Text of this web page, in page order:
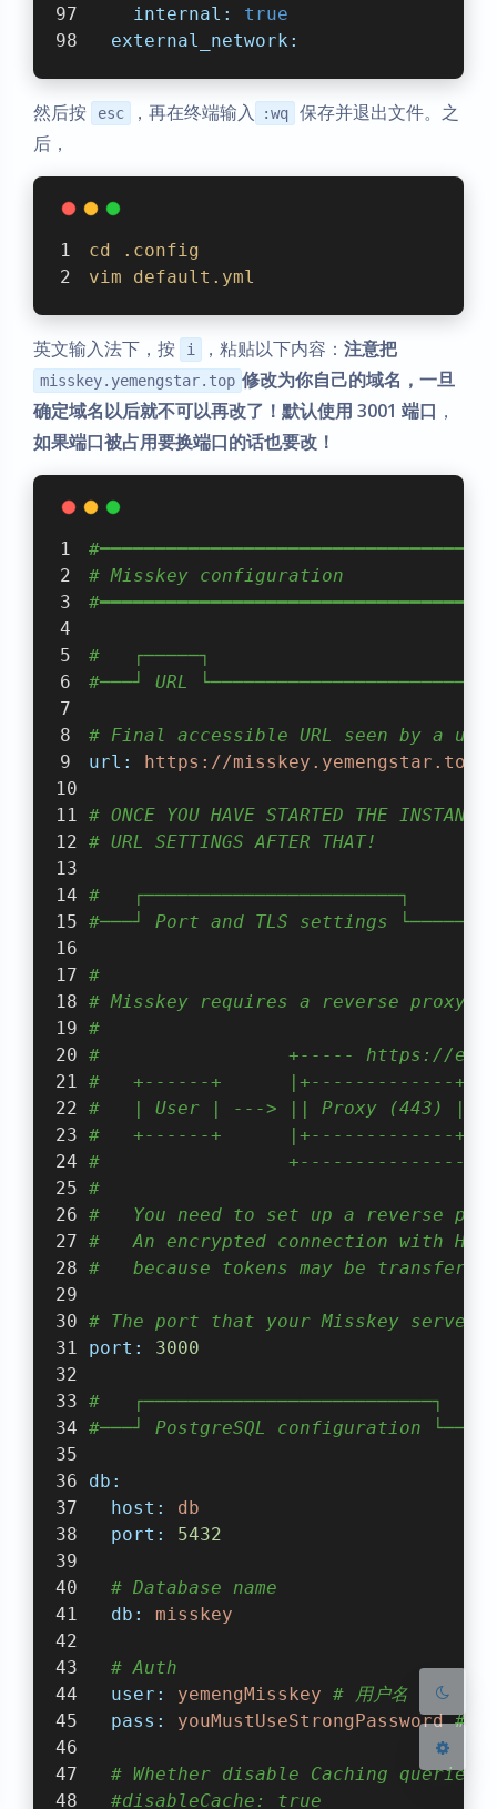
暗黑模式
internal:
true
external_network:
然后按 esc ，再在终端输入 :wq
保存并退出文件。之
后，
cd
.config
vim
default .yml
英文输入法下，按 i ，粘贴以下内容： 注意把
misskey.yemengstar.top 修改为你自己的域名，一旦
确定域名以后就不可以再改了！默认使用 3001 端口 ，
如果端口被占用要换端口的话也要改！
# Misskey configuration
#   ┌─────┐
#───┘ URL
# Final accessible URL seen by a
url:
https://misskey.yemengstar.top/
# ONCE YOU HAVE STARTED THE
# URL SETTINGS AFTER THAT!
#   ┌───────────────────────┐
#───┘ Port and TLS settings
#
# Misskey requires a reverse proxy
#
#                 +----- https://
#   +------+      |+-------------+
#   | User | ---> || Proxy (443) |
#   +------+      |+-------------+
#
#
#   You need to set up a reverse
#   An encrypted connection with
#   because tokens may be
# The port that your Misskey server
port:
3000
#   ┌──────────────────────────┐
#───┘ PostgreSQL configuration
db:
host:
db
port:
5432
# Database name
db:
misskey
# Auth
user:
yemengMisskey # 用户名
pass:
youMustUseStrongPassword # 密
# Whether disable Caching queries
#disableCache: true